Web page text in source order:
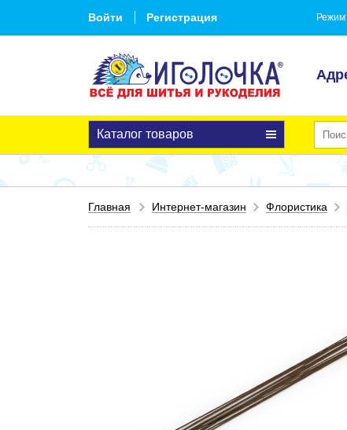
Войти Регистрация Режим
Каталог товаров
Главная Интернет-магазин Флористика